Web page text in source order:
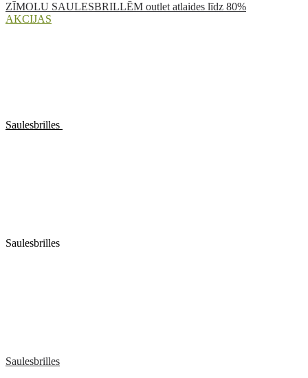
ZĪMOLU SAULESBRILLĒM outlet atlaides līdz 80%
AKCIJAS
Saulesbrilles
Saulesbrilles
Saulesbrilles